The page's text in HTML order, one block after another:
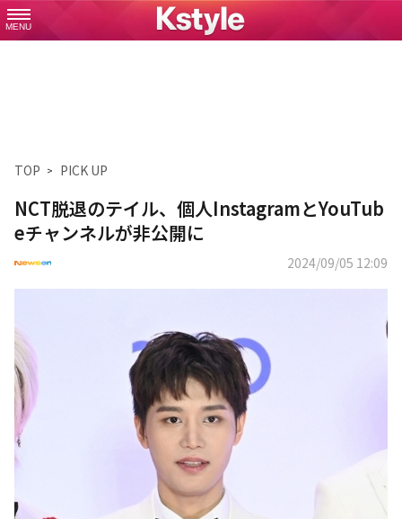
MENU
TOP PICK UP
NCT脱退のテイル、個人InstagramとYouTub
eチャンネルが非公開に
2024/09/05 12:09